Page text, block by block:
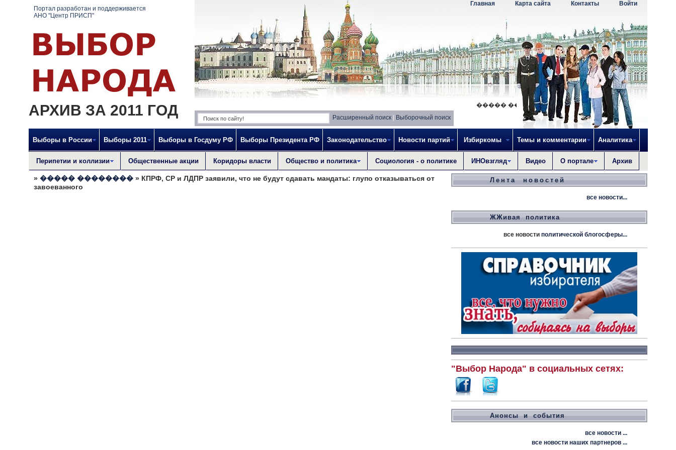
����� �� ������������ �����������
Расширенный поиск
Выборочный поиск
Портал разработан и поддерживается
АНО "Центр ПРИСП"
АРХИВ ЗА 2011 ГОД
Войти
Контакты
Карта сайта
Главная
Выборы в России Выборы 2011 Выборы в Госдуму РФ Выборы Президента РФ Законодательство Новости партий Избиркомы Темы и комментарии Аналитика
Перипетии и коллизии Общественные акции Коридоры власти Общество и политика Социология - о политике ИНОвзгляд Видео О портале Архив
» ����� �������� » КПРФ, СР и ЛДПР заявили, что не будут сдавать мандаты: глупо отказываться от
завоеванного
Лента новостей
все новости...
ЖЖивая политика
все новости политической блогосферы...
"Выбор Народа" в социальных сетях:
Анонсы и события
все новости ...
все новости наших партнеров ...